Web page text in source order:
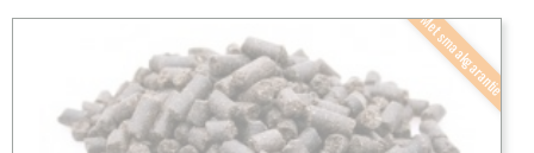
Met smaakgarantie